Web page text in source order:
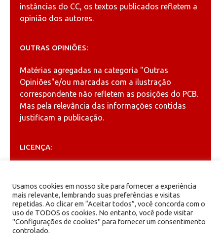
instâncias do CC, os textos publicados refletem a
opinião dos autores.
OUTRAS OPINIÕES:
Matérias agregadas na categoria "Outras
Opiniões"e/ou marcadas com a ilustração
correspondente não refletem as posições do PCB.
Mas pela relevância das informações contidas
justificam a publicação.
LICENÇA:
Creative Commons
ARQUIVOS
Arquivos
Usamos cookies em nosso site para fornecer a experiência
mais relevante, lembrando suas preferências e visitas
repetidas. Ao clicar em “Aceitar todos”, você concorda com o
uso de TODOS os cookies. No entanto, você pode visitar
"Configurações de cookies" para fornecer um consentimento
controlado.